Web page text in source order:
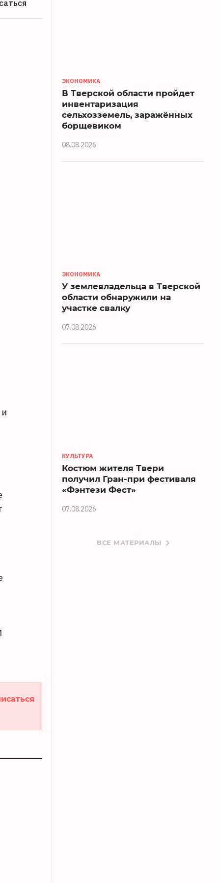
ЭКОНОМИКА
В Тверской области пройдет
инвентаризация
сельхозземель, заражённых
борщевиком
08.08.2026
ЭКОНОМИКА
У землевладельца в Тверской
области обнаружили на
участке свалку
07.08.2026
КУЛЬТУРА
Костюм жителя Твери
получил Гран-при фестиваля
«Фэнтези Фест»
07.08.2026
ВСЕ МАТЕРИАЛЫ